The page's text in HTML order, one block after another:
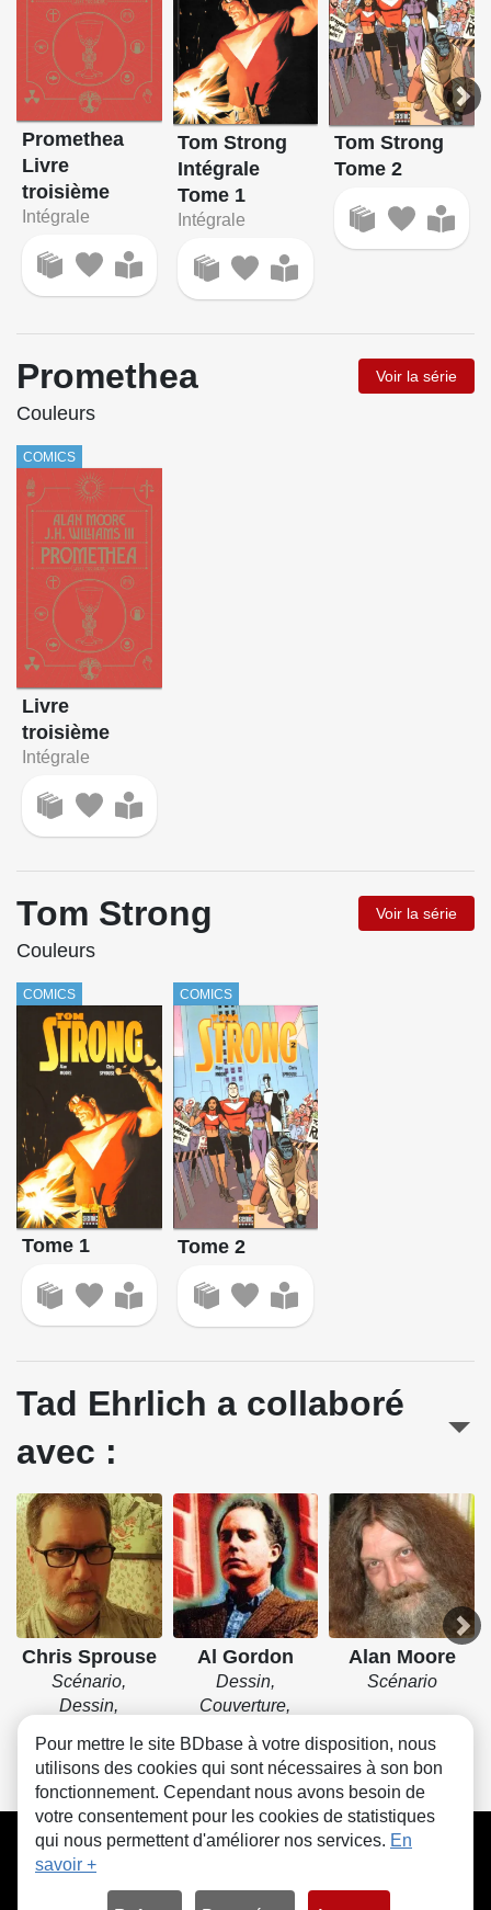
Promethea
Livre
troisième
Intégrale
Tom Strong
Intégrale
Tome 1
Intégrale
Tom Strong
Tome 2
Promethea Voir la série
Couleurs
COMICS
Livre
troisième
Intégrale
Tom Strong Voir la série
Couleurs
COMICS
Tome 1
COMICS
Tome 2
Tad Ehrlich a collaboré
avec :
Chris Sprouse
Scénario,
Dessin,
Al Gordon
Dessin,
Couverture,
Alan Moore
Scénario
CGU FAQ Contact Cookies
Pour mettre le site BDbase à votre disposition, nous
utilisons des cookies qui sont nécessaires à son bon
fonctionnement. Cependant nous avons besoin de
votre consentement pour les cookies de statistiques
qui nous permettent d'améliorer nos services. En
savoir +